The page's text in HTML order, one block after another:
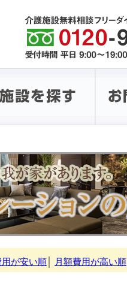
用が安い順 月額費用が高い順